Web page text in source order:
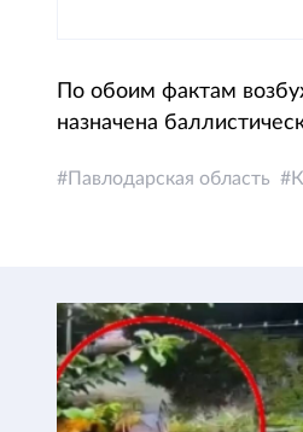
По обоим фактам
назначена
Павлодарская область